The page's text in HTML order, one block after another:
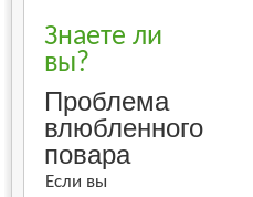
Знаете ли
вы?
Проблема
влюбленного
повара
Если вы